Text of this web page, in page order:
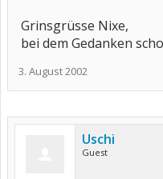
Grinsgrüsse Nixe,
bei dem Gedanken
3. August 2002
Uschi
Guest